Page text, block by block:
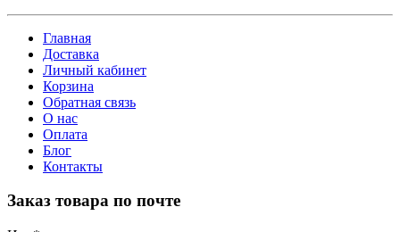
Главная
Доставка
Личный кабинет
Корзина
Обратная связь
О нас
Оплата
Блог
Контакты
Заказ товара по почте